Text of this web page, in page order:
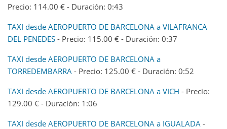
Precio: 114.00 € - Duración: 0:43
TAXI desde AEROPUERTO DE BARCELONA a VILAFRANCA
DEL PENEDES - Precio: 115.00 € - Duración: 0:37
TAXI desde AEROPUERTO DE BARCELONA a
TORREDEMBARRA - Precio: 125.00 € - Duración: 0:52
TAXI desde AEROPUERTO DE BARCELONA a VICH - Precio:
129.00 € - Duración: 1:06
TAXI desde AEROPUERTO DE BARCELONA a IGUALADA -